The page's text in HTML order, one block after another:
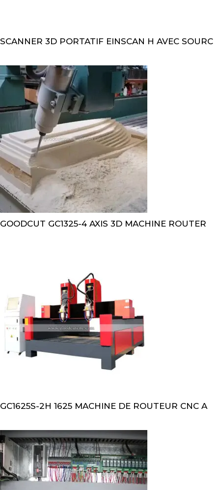
SCANNER 3D PORTATIF EINSCAN H AVEC SOURC
GOODCUT GC1325-4 AXIS 3D MACHINE ROUTER
GC1625S-2H 1625 MACHINE DE ROUTEUR CNC A